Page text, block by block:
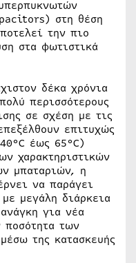
στη θέση
την πιο
στα φωτιστικά
δέκα χρόνια
περισσότερους
σε σχέση με τις
επιτυχώς
έως 65°C)
χαρακτηριστικών
μπαταριών, η
να παράγει
μεγάλη διάρκεια
για νέα
των
της κατασκευής